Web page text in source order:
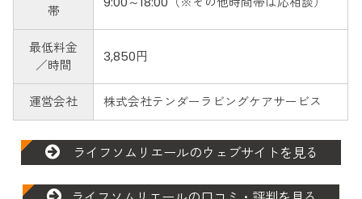
帯
最低料金
／時間
3,850円
運営会社 株式会社テンダーラビングケアサービス
ライフソムリエールのウェブサイトを見る